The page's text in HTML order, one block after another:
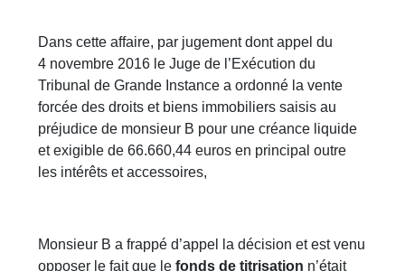
Dans cette affaire, par jugement dont appel du
4 novembre 2016 le Juge de l’Exécution du
Tribunal de Grande Instance a ordonné la vente
forcée des droits et biens immobiliers saisis au
préjudice de monsieur B pour une créance liquide
et exigible de 66.660,44 euros en principal outre
les intérêts et accessoires,
Monsieur B a frappé d’appel la décision et est venu
opposer le fait que lefonds de titrisation n’était